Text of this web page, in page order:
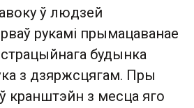
ў людзей
рукамі прымацаванае
будынка
з дзяржсцягам. Пры
кранштэйн з месца яго